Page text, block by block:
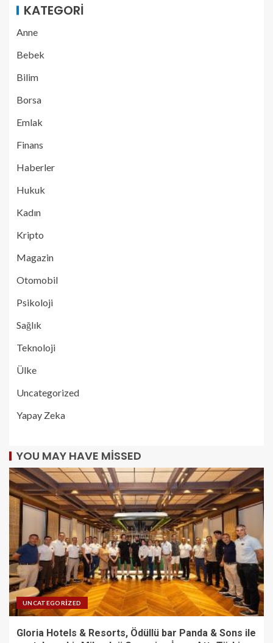
KATEGORI
Anne
Bebek
Bilim
Borsa
Emlak
Finans
Haberler
Hukuk
Kadın
Kripto
Magazin
Otomobil
Psikoloji
Sağlık
Teknoloji
Ülke
Uncategorized
Yapay Zeka
YOU MAY HAVE MISSED
UNCATEGORIZED
Gloria Hotels & Resorts, Ödüllü bar Panda & Sons ile